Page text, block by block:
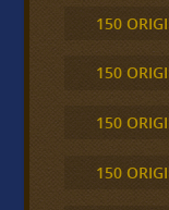
150
150
150
150